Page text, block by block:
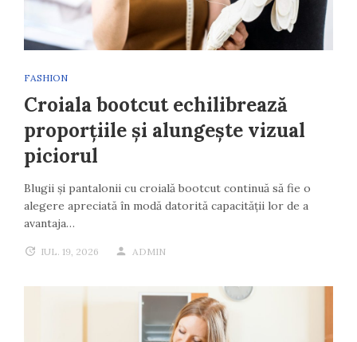
FASHION
Croiala bootcut echilibrează
proporțiile și alungește vizual
piciorul
Blugii și pantalonii cu croială bootcut continuă să fie o
alegere apreciată în modă datorită capacității lor de a
avantaja…
IUL. 19, 2026 ADMIN